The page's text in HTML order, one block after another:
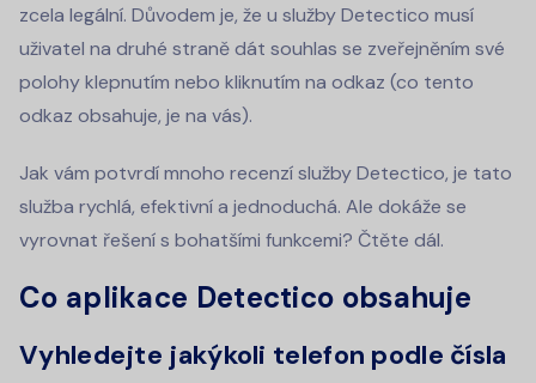
zcela legální. Důvodem je, že u služby Detectico musí
uživatel na druhé straně dát souhlas se zveřejněním své
polohy klepnutím nebo kliknutím na odkaz (co tento
odkaz obsahuje, je na vás).
Jak vám potvrdí mnoho recenzí služby Detectico, je tato
služba rychlá, efektivní a jednoduchá. Ale dokáže se
vyrovnat řešení s bohatšími funkcemi? Čtěte dál.
Co aplikace Detectico obsahuje
Vyhledejte jakýkoli telefon podle čísla